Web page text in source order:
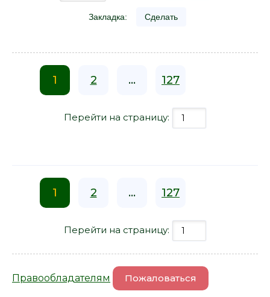
Закладка: Сделать
1 2 ... 127
Перейти на страницу:
1 2 ... 127
Перейти на страницу:
Правообладателям Пожаловаться